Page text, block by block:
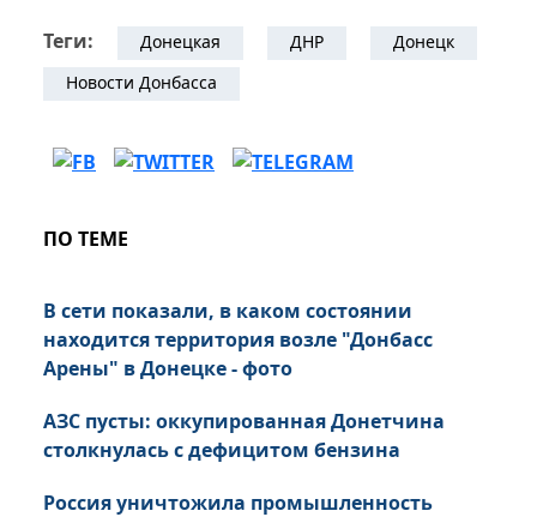
Теги: Донецкая ДНР
Донецк
Новости Донбасса
ПО ТЕМЕ
В сети показали, в каком состоянии
находится территория возле "Донбасс
Арены" в Донецке - фото
АЗС пусты: оккупированная Донетчина
столкнулась с дефицитом бензина
Россия уничтожила промышленность